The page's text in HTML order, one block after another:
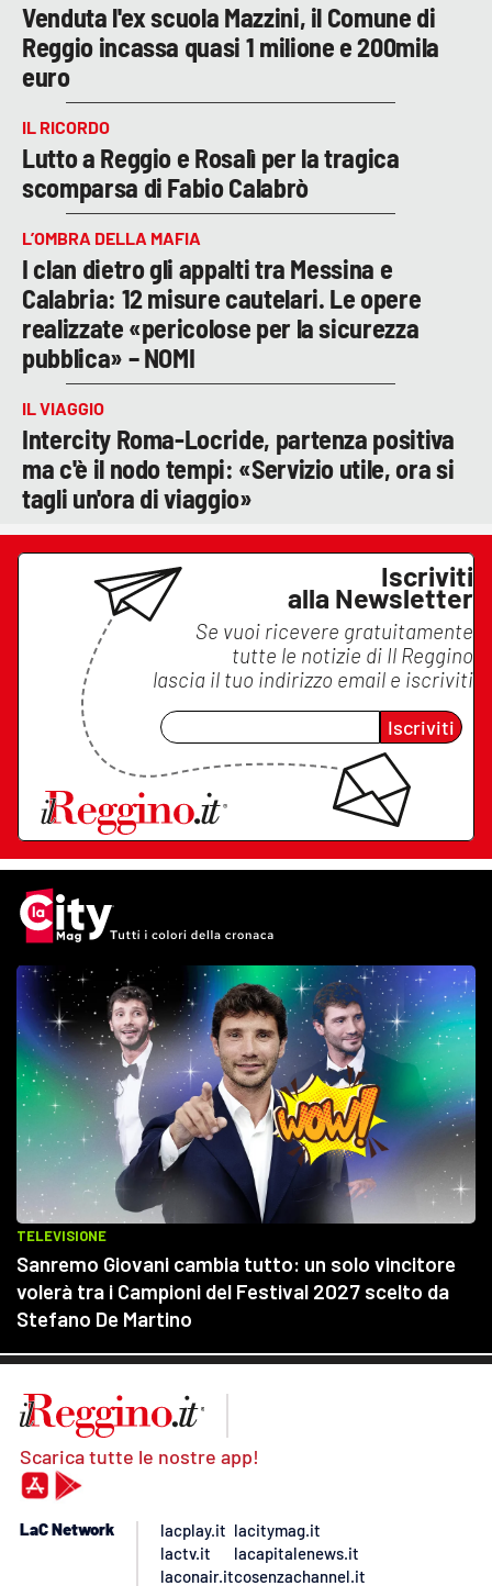
Venduta l'ex scuola Mazzini, il Comune di
Reggio incassa quasi 1 milione e 200mila
euro
IL RICORDO
Lutto a Reggio e Rosalì per la tragica
scomparsa di Fabio Calabrò
L’OMBRA DELLA MAFIA
I clan dietro gli appalti tra Messina e
Calabria: 12 misure cautelari. Le opere
realizzate «pericolose per la sicurezza
pubblica» – NOMI
IL VIAGGIO
Intercity Roma-Locride, partenza positiva
ma c'è il nodo tempi: «Servizio utile, ora si
tagli un'ora di viaggio»
Iscriviti
alla Newsletter
Se vuoi ricevere gratuitamente
tutte le notizie di Il Reggino
lascia il tuo indirizzo email e iscriviti
Iscriviti
Scarica tutte le nostre app!
LaC Network
lacplay.it
lactv.it
laconair.it
lacitymag.it
lacapitalenews.it
cosenzachannel.it